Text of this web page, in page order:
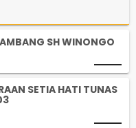
SH WINONGO
SETIA HATI TUNAS